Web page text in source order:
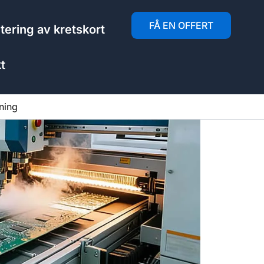
av kretskort FÅ EN OFFERT